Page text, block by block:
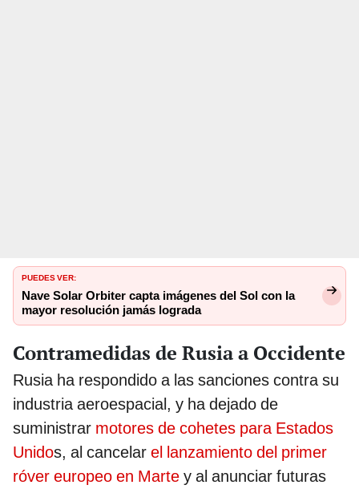
PUEDES VER:
Nave Solar Orbiter capta imágenes del Sol con la
mayor resolución jamás lograda
Contramedidas de Rusia a Occidente
Rusia ha respondido a las sanciones contra su
industria aeroespacial, y ha dejado de
suministrar motores de cohetes para Estados
Unidos, al cancelar el lanzamiento del primer
róver europeo en Marte y al anunciar futuras